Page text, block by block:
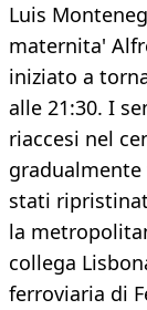
Luis
maternita'
iniziato a
alle 21:30. I
riaccesi nel
stati
la
collega
ferroviaria di